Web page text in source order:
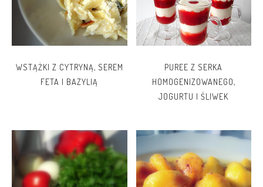
WSTĄŻKI Z CYTRYNĄ, SEREM
FETA I BAZYLIĄ
PUREE Z SERKA
HOMOGENIZOWANEGO,
JOGURTU I ŚLIWEK